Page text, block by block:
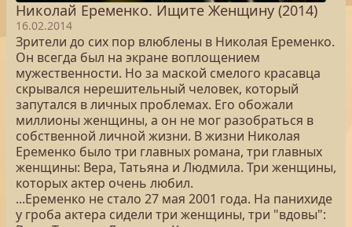
Николай Еременко. Ищите Женщину (2014)
16.02.2014
Зрители до сих пор влюблены в Николая Еременко.
Он всегда был на экране воплощением
мужественности. Но за маской смелого красавца
скрывался нерешительный человек, который
запутался в личных проблемах. Его обожали
миллионы женщины, а он не мог разобраться в
собственной личной жизни. В жизни Николая
Еременко было три главных романа, три главных
женщины: Вера, Татьяна и Людмила. Три женщины,
которых актер очень любил.
...Еременко не стало 27 мая 2001 года. На панихиде
у гроба актера сидели три женщины, три "вдовы":